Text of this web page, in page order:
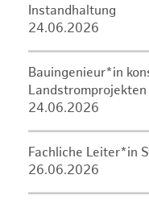
Instandhaltung
24.06.2026
Bauingenieur*in
Landstromprojekten
24.06.2026
Fachliche Leiter*in
26.06.2026